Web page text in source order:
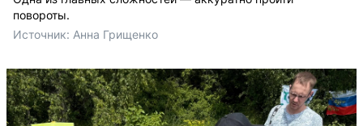
повороты.
Источник: Анна Грищенко